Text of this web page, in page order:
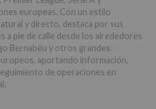
europeas. Con un estilo
y directo, destaca por sus
a pie de calle desde los alrededores
Bernabéu y otros grandes
aportando información,
de operaciones en